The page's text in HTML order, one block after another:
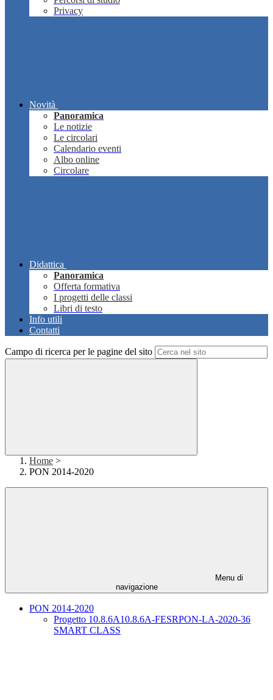
Privacy
Novità
Panoramica
Le notizie
Le circolari
Calendario eventi
Albo online
Circolare
Didattica
Panoramica
Offerta formativa
I progetti delle classi
Libri di testo
Info utili
Contatti
Campo di ricerca per le pagine del sito
Home >
PON 2014-2020
Menu di
navigazione
PON 2014-2020
Progetto 10.8.6A10.8.6A-FESRPON-LA-2020-36
SMART CLASS